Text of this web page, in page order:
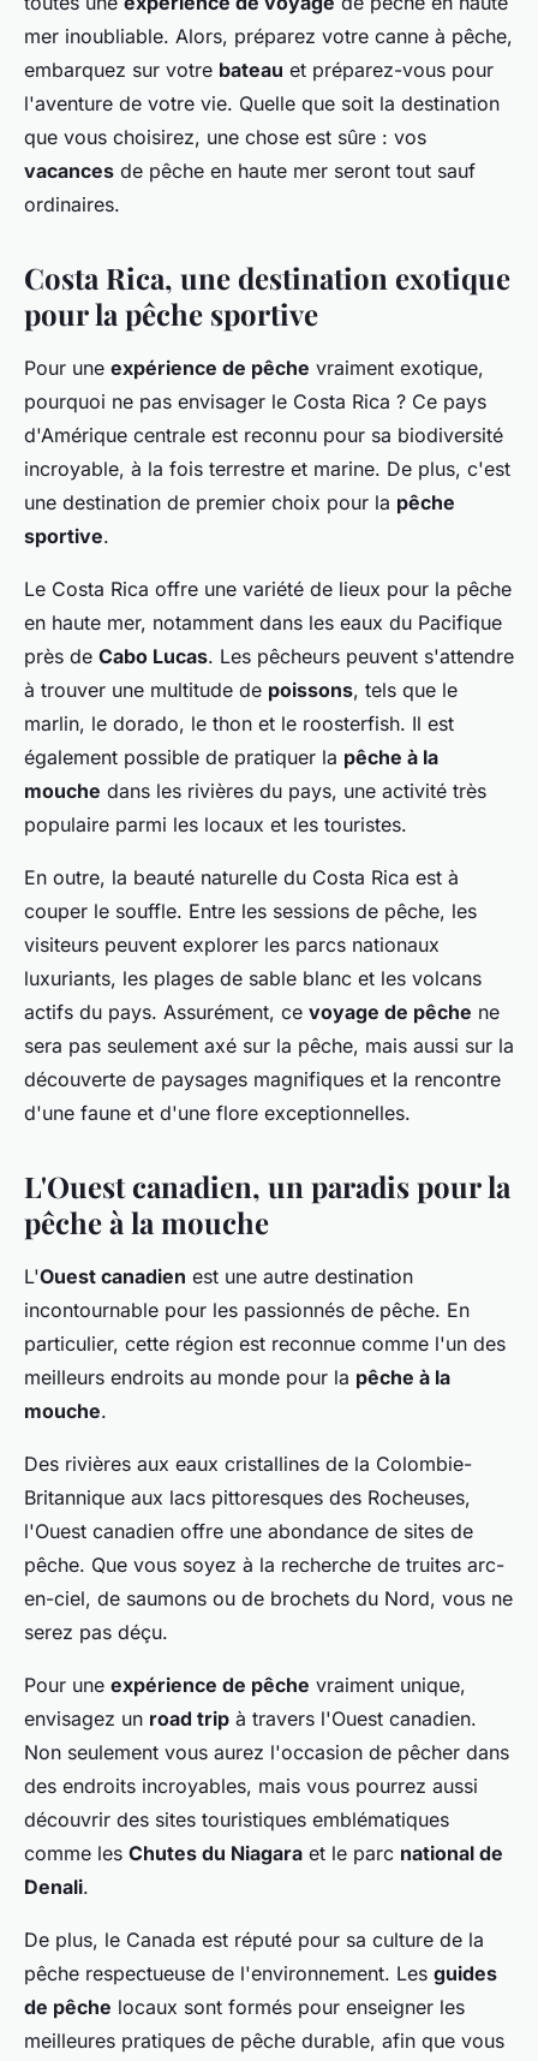
mer inoubliable. Alors, préparez votre canne à pêche,
embarquez sur votre bateau et préparez-vous pour
l'aventure de votre vie. Quelle que soit la destination
que vous choisirez, une chose est sûre : vos
vacances de pêche en haute mer seront tout sauf
ordinaires.
Costa Rica, une destination exotique
pour la pêche sportive
Pour une expérience de pêche vraiment exotique,
pourquoi ne pas envisager le Costa Rica ? Ce pays
d'Amérique centrale est reconnu pour sa biodiversité
incroyable, à la fois terrestre et marine. De plus, c'est
une destination de premier choix pour la pêche
sportive.
Le Costa Rica offre une variété de lieux pour la pêche
en haute mer, notamment dans les eaux du Pacifique
près de Cabo Lucas. Les pêcheurs peuvent s'attendre
à trouver une multitude de poissons, tels que le
marlin, le dorado, le thon et le roosterfish. Il est
également possible de pratiquer la pêche à la
mouche dans les rivières du pays, une activité très
populaire parmi les locaux et les touristes.
En outre, la beauté naturelle du Costa Rica est à
couper le souffle. Entre les sessions de pêche, les
visiteurs peuvent explorer les parcs nationaux
luxuriants, les plages de sable blanc et les volcans
actifs du pays. Assurément, ce voyage de pêche ne
sera pas seulement axé sur la pêche, mais aussi sur la
découverte de paysages magnifiques et la rencontre
d'une faune et d'une flore exceptionnelles.
L'Ouest canadien, un paradis pour la
pêche à la mouche
L'Ouest canadien est une autre destination
incontournable pour les passionnés de pêche. En
particulier, cette région est reconnue comme l'un des
meilleurs endroits au monde pour la pêche à la
mouche.
Des rivières aux eaux cristallines de la Colombie-
Britannique aux lacs pittoresques des Rocheuses,
l'Ouest canadien offre une abondance de sites de
pêche. Que vous soyez à la recherche de truites arc-
en-ciel, de saumons ou de brochets du Nord, vous ne
serez pas déçu.
Pour une expérience de pêche vraiment unique,
envisagez un road trip à travers l'Ouest canadien.
Non seulement vous aurez l'occasion de pêcher dans
des endroits incroyables, mais vous pourrez aussi
découvrir des sites touristiques emblématiques
comme les Chutes du Niagara et le parc national de
Denali.
De plus, le Canada est réputé pour sa culture de la
pêche respectueuse de l'environnement. Les guides
de pêche locaux sont formés pour enseigner les
meilleures pratiques de pêche durable, afin que vous